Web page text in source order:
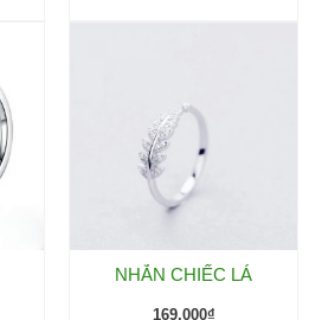
NHẪN CHIẾC LÁ
169,000₫